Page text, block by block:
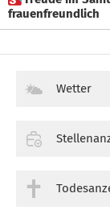
frauenfreundlich
Wetter